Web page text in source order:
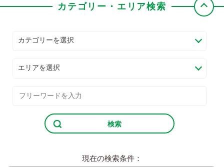
カテゴリー・エリア検索
カテゴリーを選択
エリアを選択
検索
現在の検索条件：